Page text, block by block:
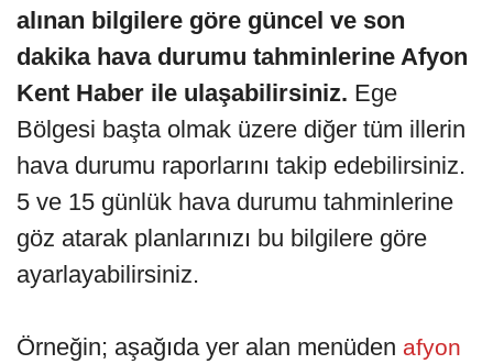
alınan bilgilere göre güncel ve son
dakika hava durumu tahminlerine Afyon
Kent Haber ile ulaşabilirsiniz. Ege
Bölgesi başta olmak üzere diğer tüm illerin
hava durumu raporlarını takip edebilirsiniz.
5 ve 15 günlük hava durumu tahminlerine
göz atarak planlarınızı bu bilgilere göre
ayarlayabilirsiniz.
Örneğin; aşağıda yer alan menüden afyon